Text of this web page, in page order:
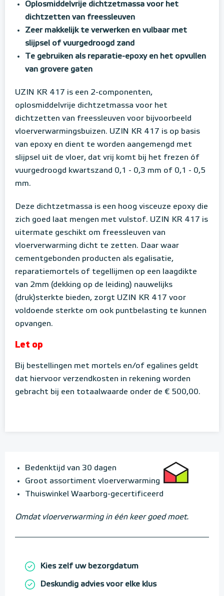
Oplosmiddelvrije dichtzetmassa voor het
dichtzetten van freessleuven
Zeer makkelijk te verwerken en vulbaar met
slijpsel of vuurgedroogd zand
Te gebruiken als reparatie-epoxy en het opvullen
van grovere gaten
UZIN KR 417 is een 2-componenten,
oplosmiddelvrije dichtzetmassa voor het
dichtzetten van freessleuven voor bijvoorbeeld
vloerverwarmingsbuizen. UZIN KR 417 is op basis
van epoxy en dient te worden aangemengd met
slijpsel uit de vloer, dat vrij komt bij het frezen óf
vuurgedroogd kwartszand 0,1 - 0,3 mm of 0,1 - 0,5
mm.
Deze dichtzetmassa is een hoog visceuze epoxy die
zich goed laat mengen met vulstof. UZIN KR 417 is
uitermate geschikt om freessleuven van
vloerverwarming dicht te zetten. Daar waar
cementgebonden producten als egalisatie,
reparatiemortels of tegellijmen op een laagdikte
van 2mm (dekking op de leiding) nauwelijks
(druk)sterkte bieden, zorgt UZIN KR 417 voor
voldoende sterkte om ook puntbelasting te kunnen
opvangen.
Let op
Bij bestellingen met mortels en/of egalines geldt
dat hiervoor verzendkosten in rekening worden
gebracht bij een totaalwaarde onder de € 500,00.
Bedenktijd van 30 dagen
Groot assortiment vloerverwarming
Thuiswinkel Waarborg-gecertificeerd
Omdat vloerverwarming in één keer goed moet.
Kies zelf uw bezorgdatum
Deskundig advies voor elke klus